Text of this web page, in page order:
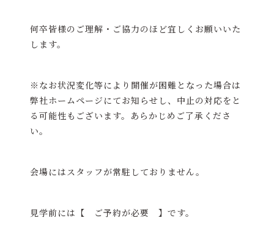
何卒皆様のご理解・ご協力のほど宜しくお願いいた
します。
※なお状況変化等により開催が困難となった場合は
弊社ホームページにてお知らせし、中止の対応をと
る可能性もございます。あらかじめご了承くださ
い。
会場にはスタッフが常駐しておりません。
見学前には【 ご予約が必要 】です。